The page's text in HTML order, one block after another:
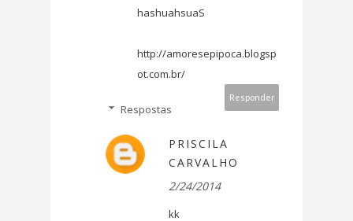
hashuahsuaS
http://amoresepipoca.blogsp
ot.com.br/
Responder
Respostas
PRISCILA
CARVALHO
2/24/2014
kk